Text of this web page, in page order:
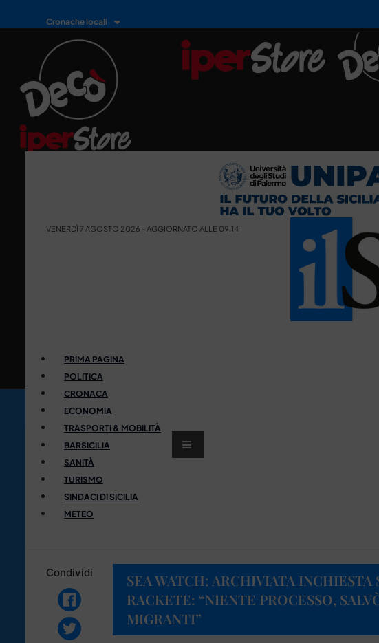
Cronache locali
VENERDÌ 7 AGOSTO 2026 - AGGIORNATO ALLE 09:14
PRIMA PAGINA
POLITICA
CRONACA
ECONOMIA
TRASPORTI & MOBILITÀ
BARSICILIA
SANITÀ
TURISMO
SINDACI DI SICILIA
METEO
Condividi
SEA WATCH: ARCHIVIATA INCHIESTA
RACKETE: “NIENTE PROCESSO,
MIGRANTI”